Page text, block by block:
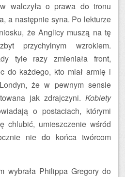
walczyła o prawa do tronu
a następnie syna. Po lekturze
że Anglicy muszą na tę
przychylnym wzrokiem.
tyle razy zmieniała front,
do każdego, kto miał armię i
że w pewnym sensie
jak zdrajczyni. Kobiety
o postaciach, którymi
chlubić, umieszczenie wśród
nie do końca twórcom
wybrała Philippa Gregory do